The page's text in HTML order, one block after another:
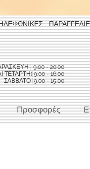
| 9:00 - 20:00
ΤΕΤΑΡΤΗ)|9:00 - 16:00
ΣΑΒΒΑΤΟ |9:00 - 15:00
Προσφορές